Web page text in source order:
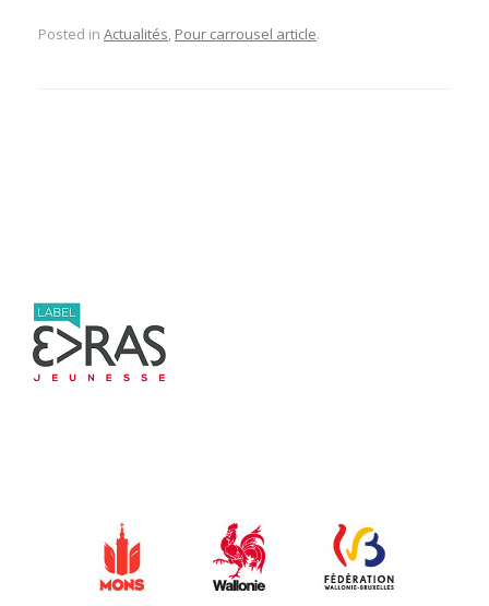
Posted in Actualités, Pour carrousel article.